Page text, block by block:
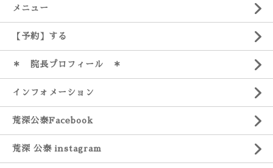
メニュー
【予約】する
＊ 院長プロフィール ＊
インフォメーション
荒深公泰Facebook
荒深 公泰 instagram